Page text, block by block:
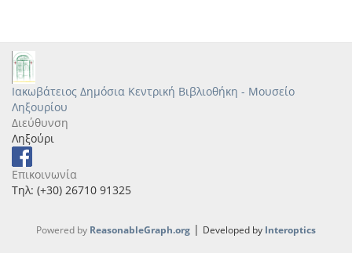
Ιακωβάτειος Δημόσια Κεντρική Βιβλιοθήκη - Μουσείο
Ληξουρίου
Διεύθυνση
Ληξούρι
Επικοινωνία
Τηλ: (+30) 26710 91325
Powered by ReasonableGraph.org | Developed by Interoptics